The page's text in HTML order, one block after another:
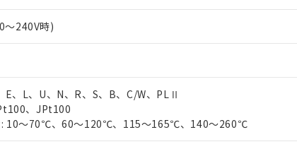
～240V時)
E、L、U、N、R、S、B、C/W、PLⅡ
、JPt100
: 10～70℃、60～120℃、115～165℃、140～260℃